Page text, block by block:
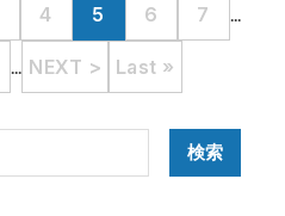
4 5 6 7 ...
... NEXT > Last »